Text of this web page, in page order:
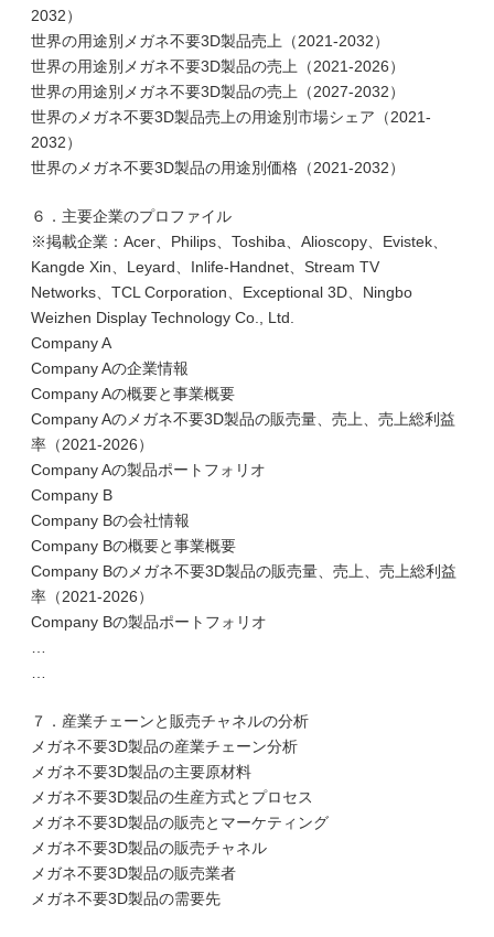
2032）
世界の用途別メガネ不要3D製品売上（2021-2032）
世界の用途別メガネ不要3D製品の売上（2021-2026）
世界の用途別メガネ不要3D製品の売上（2027-2032）
世界のメガネ不要3D製品売上の用途別市場シェア（2021-
2032）
世界のメガネ不要3D製品の用途別価格（2021-2032）
６．主要企業のプロファイル
※掲載企業：Acer、Philips、Toshiba、Alioscopy、Evistek、
Kangde Xin、Leyard、Inlife-Handnet、Stream TV
Networks、TCL Corporation、Exceptional 3D、Ningbo
Weizhen Display Technology Co., Ltd.
Company A
Company Aの企業情報
Company Aの概要と事業概要
Company Aのメガネ不要3D製品の販売量、売上、売上総利益
率（2021-2026）
Company Aの製品ポートフォリオ
Company B
Company Bの会社情報
Company Bの概要と事業概要
Company Bのメガネ不要3D製品の販売量、売上、売上総利益
率（2021-2026）
Company Bの製品ポートフォリオ
７．産業チェーンと販売チャネルの分析
メガネ不要3D製品の産業チェーン分析
メガネ不要3D製品の主要原材料
メガネ不要3D製品の生産方式とプロセス
メガネ不要3D製品の販売とマーケティング
メガネ不要3D製品の販売チャネル
メガネ不要3D製品の販売業者
メガネ不要3D製品の需要先